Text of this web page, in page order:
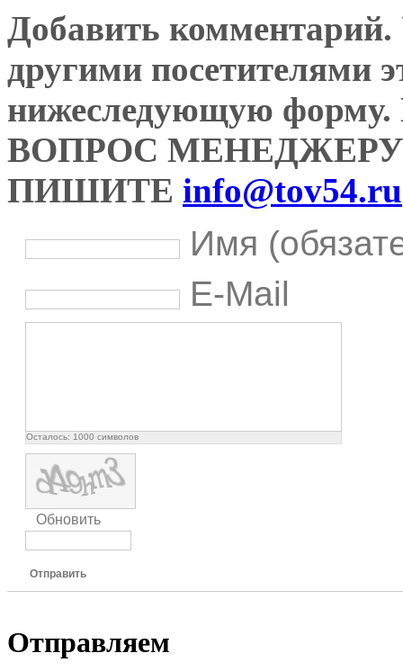
Добавить комментарий.
другими посетителями
нижеследующую
ВОПРОС
ПИШИТЕ info@tov54.ru
Имя
E-Mail
Осталось: 1000 символов
Обновить
Отправить
Отправляем